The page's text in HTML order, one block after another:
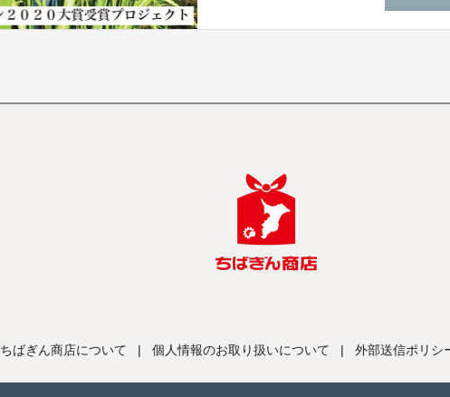
ちばぎん商店について | 個人情報のお取り扱いについて | 外部送信ポリシ